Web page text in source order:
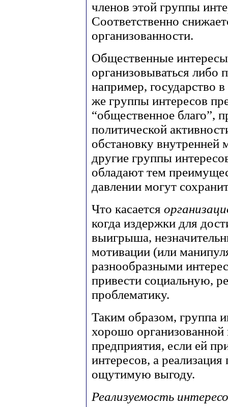
членов этой группы
Соответственно
организованности.
Общественные
организовываться либо
например, государство
же группы интересов
“общественное благо”,
политической
обстановку
другие группы
обладают тем
давлении могут
Что касается
когда издержки для
выигрыша,
мотивации (или
разнообразными
привести социальную,
проблематику.
Таким образом, группа
хорошо
предприятия, если ей
интересов, а
ощутимую выгоду.
Реализуемость